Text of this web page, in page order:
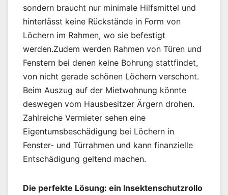
sondern braucht nur minimale Hilfsmittel und
hinterlässt keine Rückstände in Form von
Löchern im Rahmen, wo sie befestigt
werden.Zudem werden Rahmen von Türen und
Fenstern bei denen keine Bohrung stattfindet,
von nicht gerade schönen Löchern verschont.
Beim Auszug auf der Mietwohnung könnte
deswegen vom Hausbesitzer Ärgern drohen.
Zahlreiche Vermieter sehen eine
Eigentumsbeschädigung bei Löchern in
Fenster- und Türrahmen und kann finanzielle
Entschädigung geltend machen.
Die perfekte Lösung: ein Insektenschutzrollo